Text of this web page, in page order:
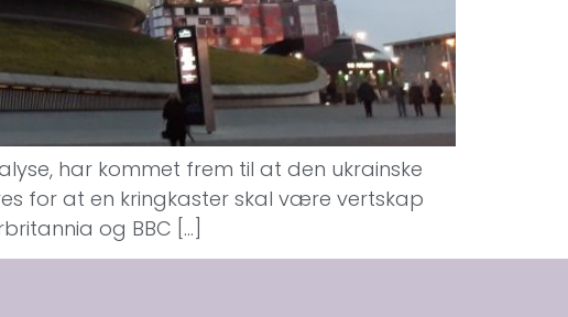
har kommet frem til at den ukrainske
for at en kringkaster skal være vertskap
og BBC […]